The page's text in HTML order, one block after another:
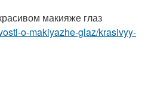
макияже глаз
o-makiyazhe-glaz/krasivyy-